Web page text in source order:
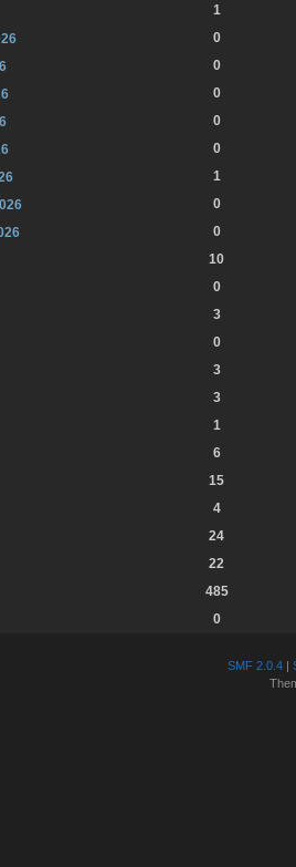
1
0
0
0
0
0
1
0
0
10
0
3
0
3
3
1
6
15
4
24
22
485
0
SMF 2.0.4|